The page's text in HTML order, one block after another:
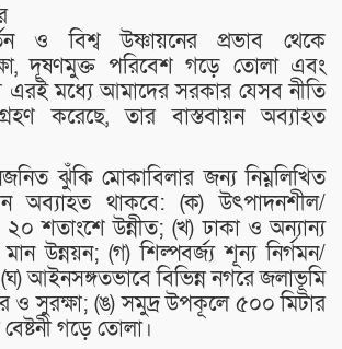
ও বিশ্ব উষ্ণায়নের প্রভাব থেকে
দূষণমুক্ত পরিবেশ গড়ে তোলা এবং
এরই মধ্যে আমাদের সরকার যেসব নীতি
করেছে, তার বাস্তবায়ন অব্যাহত
ঝুঁকি মোকাবিলার জন্য নিম্নলিখিত
অব্যাহত থাকবে: (ক) উৎপাদনশীল/
শতাংশে উন্নীত; (খ) ঢাকা ও অন্যান্য
উন্নয়ন; (গ) শিল্পবর্জ্য শূন্য নির্গমন/
(ঘ) আইনসঙ্গতভাবে বিভিন্ন নগরে জলাভূমি
ও সুরক্ষা; (ঙ) সমুদ্র উপকূলে ৫০০ মিটার
গড়ে তোলা।